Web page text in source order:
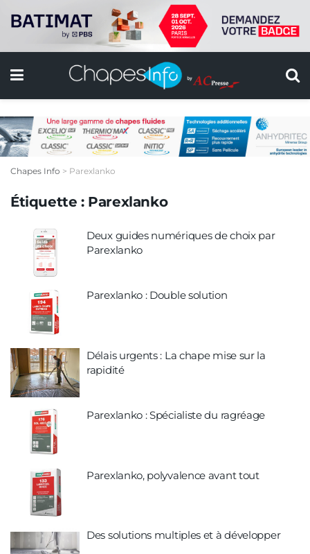
Chapes Info > Parexlanko
Étiquette : Parexlanko
Deux guides numériques de choix par
Parexlanko
Parexlanko : Double solution
Délais urgents : La chape mise sur la
rapidité
Parexlanko : Spécialiste du ragréage
Parexlanko, polyvalence avant tout
Des solutions multiples et à développer